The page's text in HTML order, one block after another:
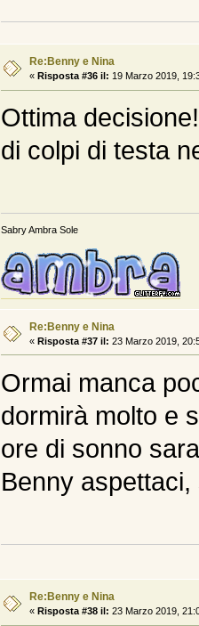
Re:Benny e Nina
« Risposta #36 il: 19 Marzo 2019,
Ottima
di colpi di testa
Sabry Ambra Sole
Re:Benny e Nina
« Risposta #37 il: 23 Marzo 2019,
Ormai manca
dormirà molto e
ore di sonno
Benny
Re:Benny e Nina
« Risposta #38 il: 23 Marzo 2019,